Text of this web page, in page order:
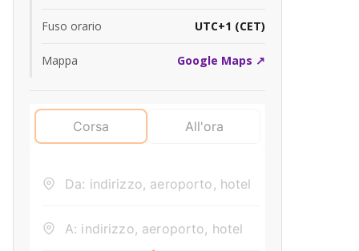
Fuso orario UTC+1 (CET)
Mappa Google Maps ↗